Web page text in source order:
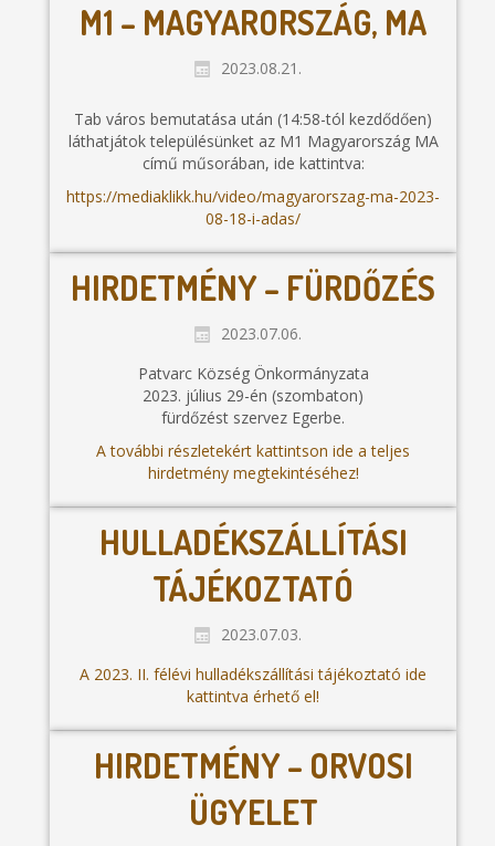
M1 – MAGYARORSZÁG, MA
2023.08.21.
Tab város bemutatása után (14:58-tól kezdődően)
láthatjátok településünket az M1 Magyarország MA
című műsorában, ide kattintva:
https://mediaklikk.hu/video/magyarorszag-ma-2023-
08-18-i-adas/
HIRDETMÉNY – FÜRDŐZÉS
2023.07.06.
Patvarc Község Önkormányzata
2023. július 29-én (szombaton)
fürdőzést szervez Egerbe.
A további részletekért kattintson ide a teljes
hirdetmény megtekintéséhez!
HULLADÉKSZÁLLÍTÁSI
TÁJÉKOZTATÓ
2023.07.03.
A 2023. II. félévi hulladékszállítási tájékoztató ide
kattintva érhető el!
HIRDETMÉNY – ORVOSI
ÜGYELET